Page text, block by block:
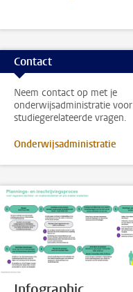
Contact
Neem contact op met je
onderwijsadministratie voor
studiegerelateerde vragen.
Onderwijsadministratie